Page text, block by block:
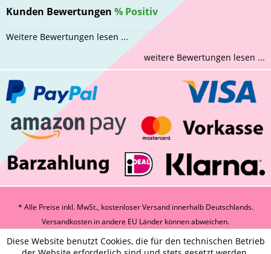
Kunden Bewertungen % Positiv
Weitere Bewertungen lesen ...
weitere Bewertungen lesen ...
* Alle Preise inkl. MwSt., kostenloser Versand innerhalb Deutschlands.
Versandkosten in andere EU Länder können abweichen.
Diese Website benutzt Cookies, die für den technischen Betrieb